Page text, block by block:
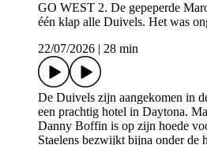
GO WEST 2. De gepeperde
één klap alle Duivels. Het was
22/07/2026
28 min
De Duivels zijn aangekomen in
een prachtig hotel in Daytona.
Danny Boffin is op zijn hoede
Staelens bezwijkt bijna onder de